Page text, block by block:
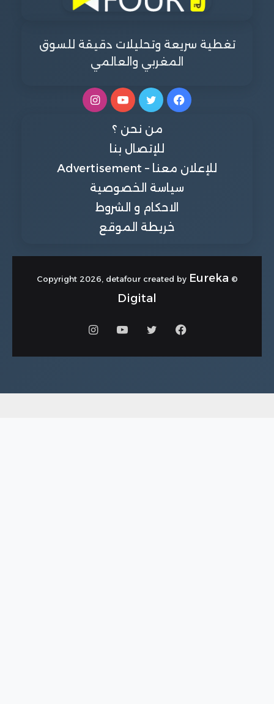
تغطية سريعة وتحليلات دقيقة للسوق
المغربي والعالمي
فيسبوكتويتر يوتيوبانستقرام
من نحن ؟
للإتصال بنا
للإعلان معنا – Advertisement
سياسة الخصوصية
الاحكام و الشروط
خريطة الموقع
© Copyright 2026, detafour created by
Eureka
Digital
فيسبوكتويتر يوتيوبانستقرام